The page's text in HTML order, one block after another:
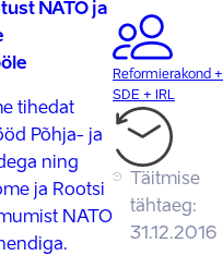
NATO ja
tihedat
Põhja- ja
ning
ja Rootsi
NATO
Reformierakond +
SDE + IRL
Täitmise
tähtaeg:
31.12.2016